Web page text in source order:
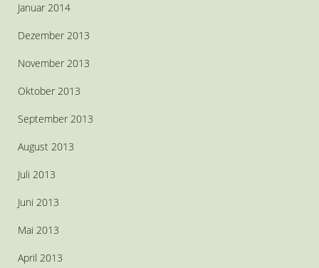
Januar 2014
Dezember 2013
November 2013
Oktober 2013
September 2013
August 2013
Juli 2013
Juni 2013
Mai 2013
April 2013